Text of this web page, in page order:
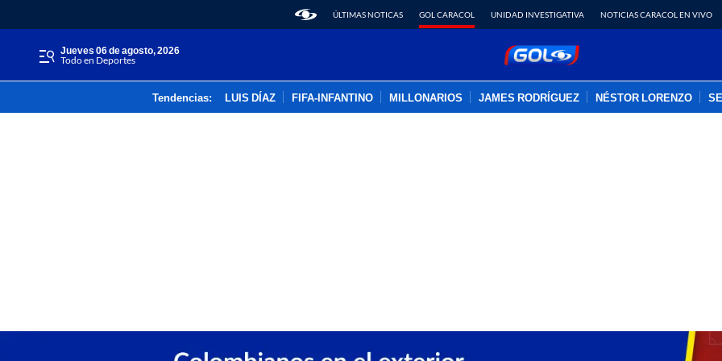
ÚLTIMAS NOTICAS GOL CARACOL UNIDAD INVESTIGATIVA NOTICIAS CARACOL EN VIVO
jueves 06 de agosto, 2026
Todo en Deportes
Tendencias: LUIS DÍAZ FIFA-INFANTINO MILLONARIOS JAMES RODRÍGUEZ NÉSTOR LORENZO